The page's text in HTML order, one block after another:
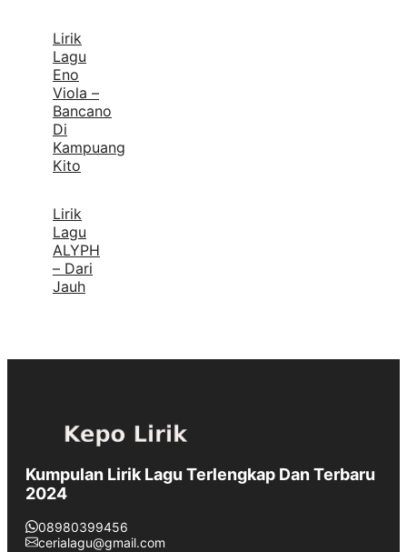
Lirik
Lagu
Eno
Viola –
Bancano
Di
Kampuang
Kito
Lirik
Lagu
ALYPH
– Dari
Jauh
Kumpulan Lirik Lagu Terlengkap Dan Terbaru
2024
08980399456
cerialagu@gmail.com